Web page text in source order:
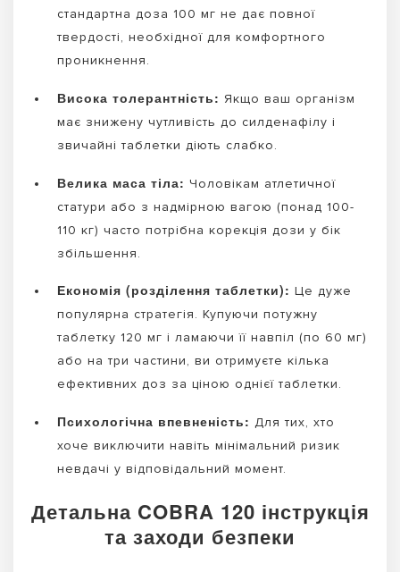
стандартна доза 100 мг не дає повної
твердості, необхідної для комфортного
проникнення.
Висока толерантність: Якщо ваш організм
має знижену чутливість до силденафілу і
звичайні таблетки діють слабко.
Велика маса тіла: Чоловікам атлетичної
статури або з надмірною вагою (понад 100-
110 кг) часто потрібна корекція дози у бік
збільшення.
Економія (розділення таблетки): Це дуже
популярна стратегія. Купуючи потужну
таблетку 120 мг і ламаючи її навпіл (по 60 мг)
або на три частини, ви отримуєте кілька
ефективних доз за ціною однієї таблетки.
Психологічна впевненість: Для тих, хто
хоче виключити навіть мінімальний ризик
невдачі у відповідальний момент.
Детальна COBRA 120 інструкція
та заходи безпеки